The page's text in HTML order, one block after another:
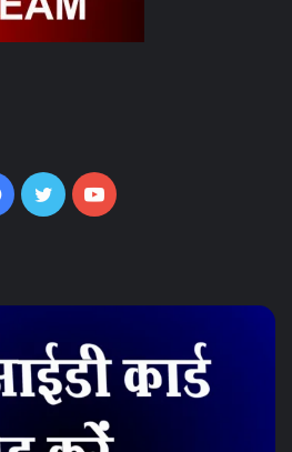
Facebook
TwitterYouTube